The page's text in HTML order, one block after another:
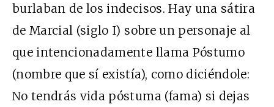
burlaban de los indecisos. Hay una sátira
de Marcial (siglo I) sobre un personaje al
que intencionadamente llama Póstumo
(nombre que sí existía), como diciéndole:
No tendrás vida póstuma (fama) si dejas